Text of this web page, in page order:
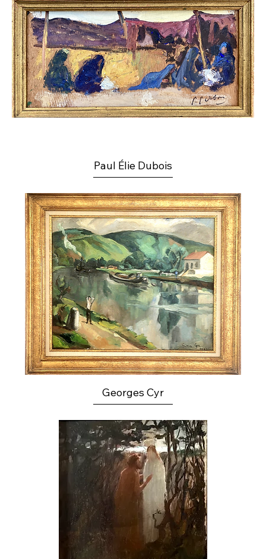
Paul Élie Dubois
Georges Cyr